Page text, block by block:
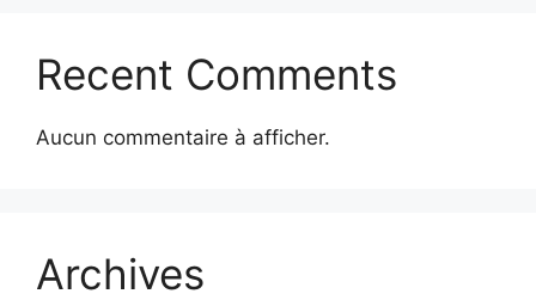
Recent Comments
Aucun commentaire à afficher.
Archives